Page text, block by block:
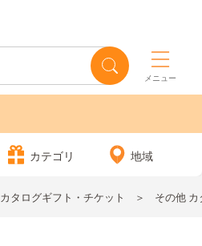
メニュー
カテゴリ 地域
カタログギフト・チケット その他